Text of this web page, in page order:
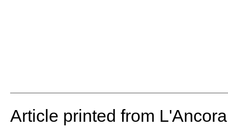
Article printed from